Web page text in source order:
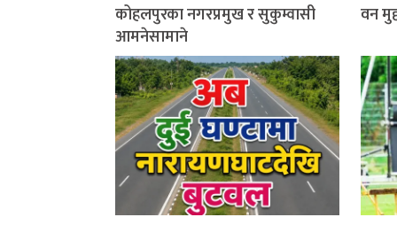
कोहलपुरका नगरप्रमुख र सुकुम्वासी
आमनेसामाने
वन